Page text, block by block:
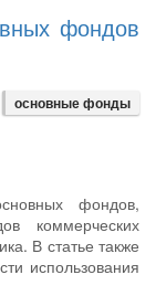
фондов
основные фонды
фондов,
коммерческих
В статье также
использования